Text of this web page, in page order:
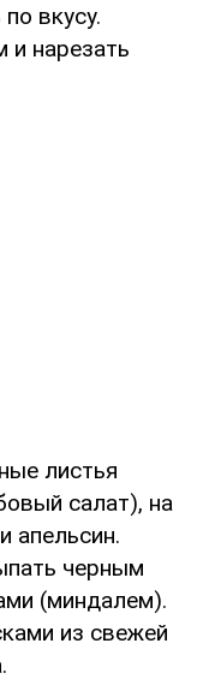
вкусу.
и нарезать
листья
салат), на
апельсин.
черным
(миндалем).
из свежей